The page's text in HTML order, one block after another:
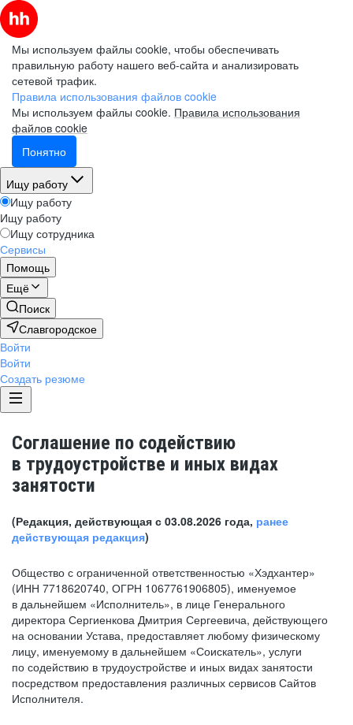
Мы используем файлы cookie, чтобы обеспечивать
правильную работу нашего веб-сайта и анализировать
сетевой трафик.
Правила использования файлов cookie
Мы используем файлы cookie. Правила использования
файлов cookie
Понятно
Ищу работу
Ищу работу
Ищу работу
Ищу сотрудника
Сервисы
Помощь
Ещё
Поиск
Славгородское
Войти
Войти
Создать резюме
Соглашение по содействию
в трудоустройстве и иных видах
занятости
(Редакция, действующая с 03.08.2026 года, ранее
действующая редакция)
Общество с ограниченной ответственностью «Хэдхантер»
(ИНН 7718620740, ОГРН 1067761906805), именуемое
в дальнейшем «Исполнитель», в лице Генерального
директора Сергиенкова Дмитрия Сергеевича, действующего
на основании Устава, предоставляет любому физическому
лицу, именуемому в дальнейшем «Соискатель», услуги
по содействию в трудоустройстве и иных видах занятости
посредством предоставления различных сервисов Сайтов
Исполнителя.